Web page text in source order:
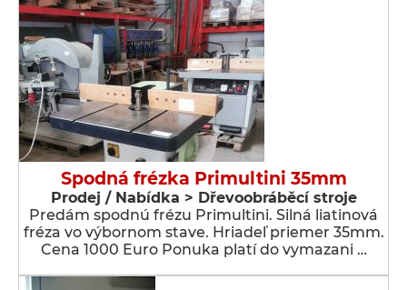
Spodná frézka Primultini 35mm
Prodej / Nabídka > Dřevoobráběcí stroje
Predám spodnú frézu Primultini. Silná liatinová
fréza vo výbornom stave. Hriadeľ priemer 35mm.
Cena 1000 Euro Ponuka platí do vymazani …